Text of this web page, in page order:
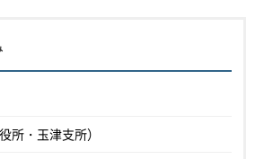
所・玉津支所）